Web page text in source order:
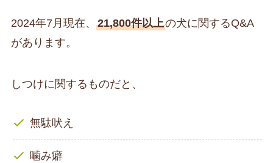
2024年7月現在、 21,800件以上の犬に関するQ&A
があります。
しつけに関するものだと、
無駄吠え
噛み癖